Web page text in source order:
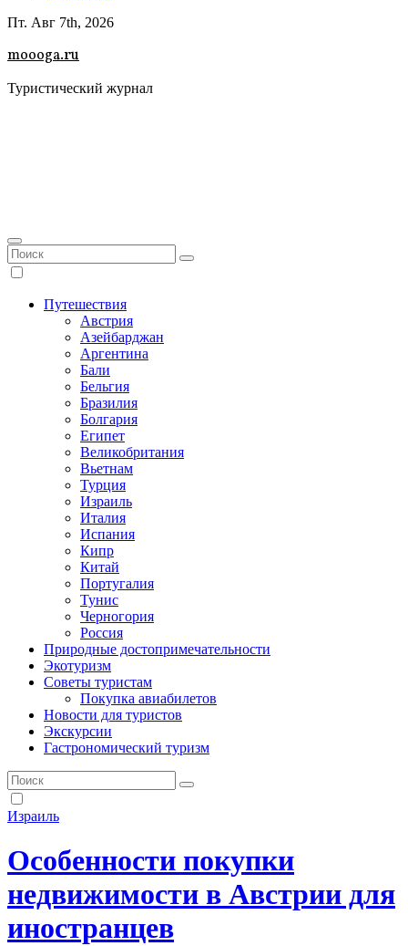
Пт. Авг 7th, 2026
moooga.ru
Туристический журнал
Путешествия
Австрия
Азейбарджан
Аргентина
Бали
Бельгия
Бразилия
Болгария
Египет
Великобритания
Вьетнам
Турция
Израиль
Италия
Испания
Кипр
Китай
Португалия
Тунис
Черногория
Россия
Природные достопримечательности
Экотуризм
Советы туристам
Покупка авиабилетов
Новости для туристов
Экскурсии
Гастрономический туризм
Израиль
Особенности покупки
недвижимости в Австрии для
иностранцев